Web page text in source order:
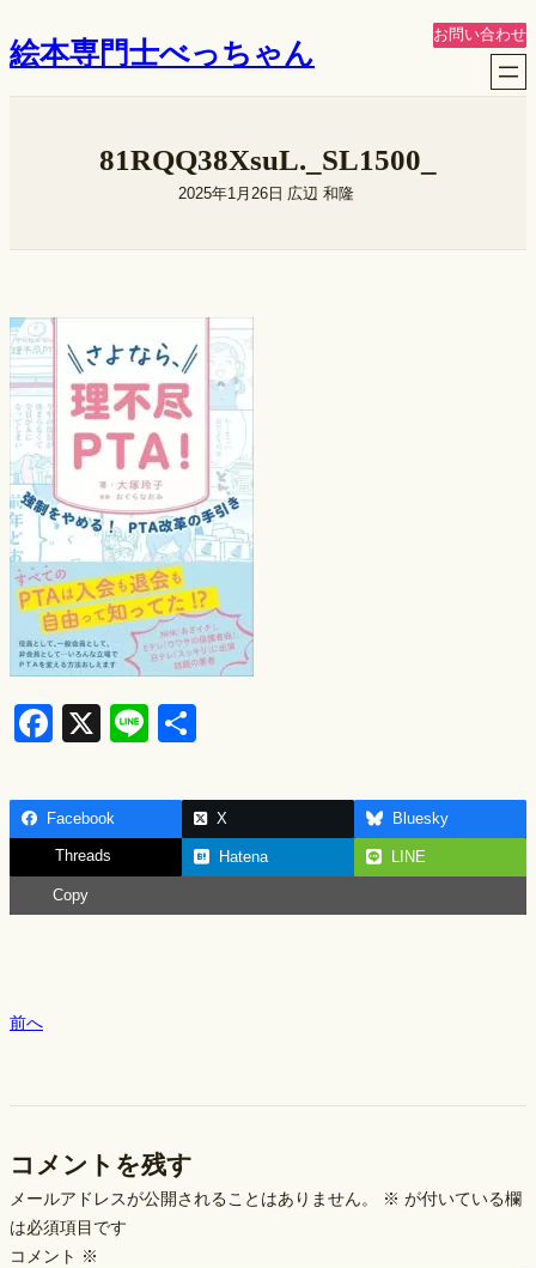
容
絵本専門士べっちゃん
お問い合わせ
81RQQ38XsuL._SL1500_
2025年1月26日 広辺 和隆
F
c
e
b
o
X
Li
e
ar
e
Facebook X Bluesky
Threads Hatena LINE
Copy
前へ
コメントを残す
メールアドレスが公開されることはありません。 ※ が付いている欄
は必須項目です
コメント ※